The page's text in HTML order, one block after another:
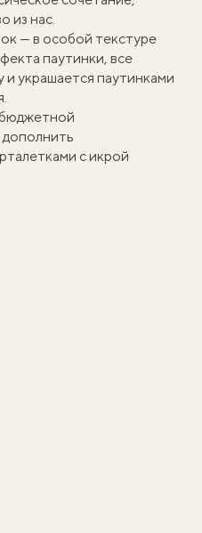
из нас.
— в особой текстуре
паутинки, все
и украшается паутинками
с икрой